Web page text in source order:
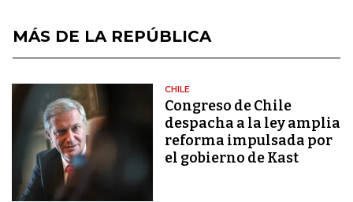
MÁS DE LA REPÚBLICA
CHILE
Congreso de Chile
despacha a la ley amplia
reforma impulsada por
el gobierno de Kast